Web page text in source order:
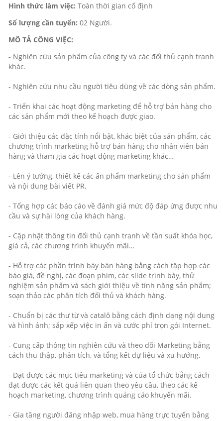
Hình thức làm việc: Toàn thời gian cố định
Số lượng cần tuyển: 02 Người.
MÔ TẢ CÔNG VIỆC:
- Nghiên cứu sản phẩm của công ty và các đối thủ cạnh tranh
khác.
- Nghiên cứu nhu cầu người tiêu dùng về các dòng sản phẩm.
- Triển khai các hoạt động marketing để hỗ trợ bán hàng cho
các sản phẩm mới theo kế hoạch được giao.
- Giới thiệu các đặc tính nổi bật, khác biệt của sản phẩm, các
chương trình marketing hỗ trợ bán hàng cho nhân viên bán
hàng và tham gia các hoạt động marketing khác…
- Lên ý tưởng, thiết kế các ấn phẩm marketing cho sản phẩm
và nội dung bài viết PR.
- Tổng hợp các báo cáo về đánh giá mức độ đáp ứng được nhu
cầu và sự hài lòng của khách hàng.
- Cập nhật thông tin đối thủ cạnh tranh về tần suất khóa học,
giá cả, các chương trình khuyến mãi…
- Hỗ trợ các phần trình bày bán hàng bằng cách tập hợp các
báo giá, đề nghị, các đoạn phim, các slide trình bày, thử
nghiệm sản phẩm và sách giới thiệu về tính năng sản phẩm;
soạn thảo các phân tích đối thủ và khách hàng.
- Chuẩn bị các thư từ và catalô bằng cách định dạng nội dung
và hình ảnh; sắp xếp việc in ấn và cước phí trọn gói Internet.
- Cung cấp thông tin nghiên cứu và theo dõi Marketing bằng
cách thu thập, phân tích, và tổng kết dự liệu và xu hướng.
- Đạt được các mục tiêu marketing và của tổ chức bằng cách
đạt được các kết quả liên quan theo yêu cầu, theo các kế
hoạch marketing, chương trình quảng cáo khuyến mãi.
- Gia tăng người đăng nhập web, mua hàng trực tuyến bằng